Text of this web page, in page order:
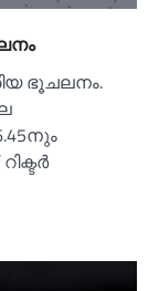
ഭൂചലനം.